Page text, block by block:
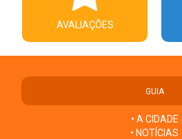
AVALIAÇÕES
GUIA
• A CIDADE
• NOTÍCIAS